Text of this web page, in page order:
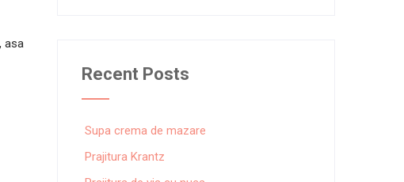
asa
Recent Posts
Supa crema de mazare
Prajitura Krantz